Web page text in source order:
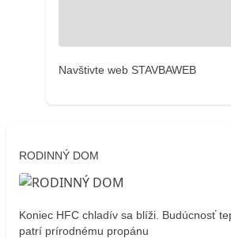
Navštivte web STAVBAWEB
RODINNÝ DOM
Koniec HFC chladív sa blíži. Budúcnosť
patrí prírodnému propánu